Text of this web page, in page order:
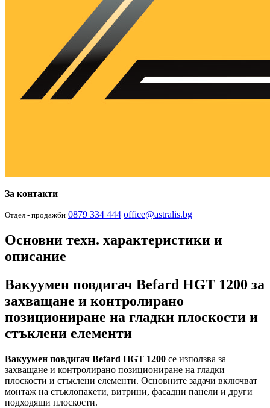
За контакти
Отдел - продажби 0879 334 444 office@astralis.bg
Основни техн. характеристики и
описание
Вакуумен повдигач Befard HGT 1200 за
захващане и контролирано
позициониране на гладки плоскости и
стъклени елементи
Вакуумен повдигач Befard HGT 1200 се използва за
захващане и контролирано позициониране на гладки
плоскости и стъклени елементи. Основните задачи включват
монтаж на стъклопакети, витрини, фасадни панели и други
подходящи плоскости.